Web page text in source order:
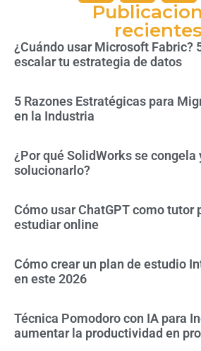
recientes
¿Cuándo usar Microsoft Fabric?
escalar tu estrategia de datos
5 Razones Estratégicas para
en la Industria
¿Por qué SolidWorks se congela
solucionarlo?
Cómo usar ChatGPT como tutor
estudiar online
Cómo crear un plan de estudio
en este 2026
Técnica Pomodoro con IA para
aumentar la productividad en